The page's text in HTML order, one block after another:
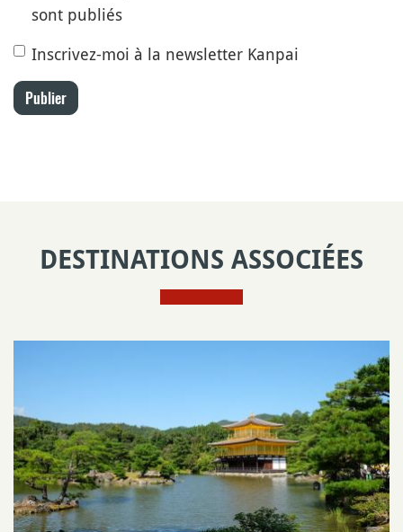
sont publiés
Inscrivez-moi à la newsletter Kanpai
Publier
DESTINATIONS ASSOCIÉES